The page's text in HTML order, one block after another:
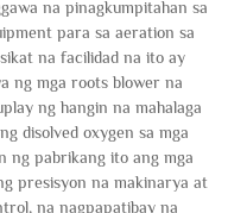
na pinagkumpitahan sa
para sa aeration sa
na facilidad na ito ay
ng mga roots blower na
ng hangin na mahalaga
disolved oxygen sa mga
ng pabrikang ito ang mga
presisyon na makinarya at
na nagpapatibay na